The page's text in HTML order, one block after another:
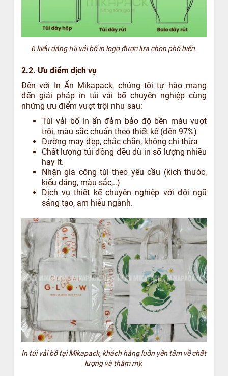
6 kiểu dáng túi vải bố in logo được lựa chọn phổ biến.
2.2. Ưu điểm dịch vụ
Đến với In Ấn Mikapack, chúng tôi tự hào mang
đến giải pháp in túi vải bố chuyên nghiệp cùng
những ưu điểm vượt trội như sau:
Túi vải bố in ấn đảm bảo độ bền màu vượt
trội, màu sắc chuẩn theo thiết kế (đến 97%)
Đường may đẹp, chắc chắn, không chỉ thừa
Chất lượng túi đồng đều dù in số lượng nhiều
hay ít.
Nhận gia công túi theo yêu cầu (kích thước,
kiểu dáng, màu sắc,..)
Dịch vụ thiết kế chuyên nghiệp với đội ngũ
sáng tạo, am hiểu ngành.
In túi vải bố tại Mikapack, khách hàng luôn yên tâm về chất
lượng và thẩm mỹ.